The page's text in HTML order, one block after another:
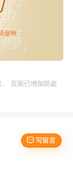
页面已增加防盗
 写留言